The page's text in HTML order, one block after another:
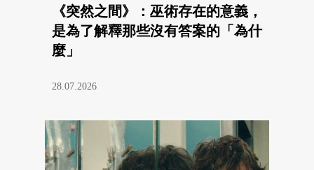
《突然之間》：巫術存在的意義，
是為了解釋那些沒有答案的「為什
麼」
28.07.2026